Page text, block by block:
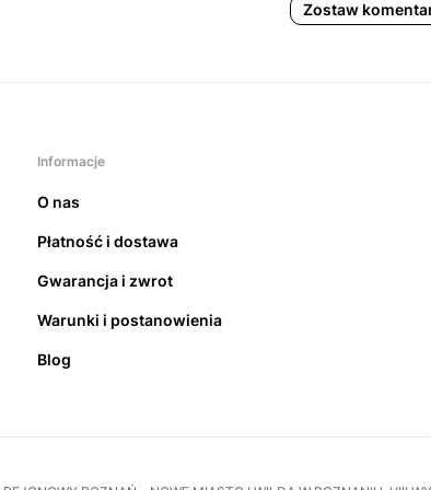
Zostaw
Informacje
O nas
Płatność i dostawa
Gwarancja i zwrot
Warunki i postanowienia
Blog